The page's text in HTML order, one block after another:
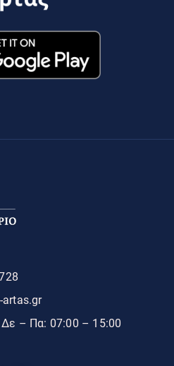
artas.gr
Δε – Πα: 07:00 – 15:00